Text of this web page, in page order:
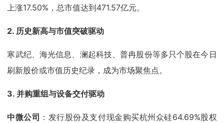
上涨17.50%，总市值达到471.57亿元。
2. 历史新高与市值突破驱动
寒武纪、海光信息、澜起科技、普冉股份等多只个股在今日
刷新股价或市值历史纪录，成为市场聚焦点。
3.并购重组与设备交付驱动
中微公司 ：发行股份及支付现金购买杭州众硅64.69%股权